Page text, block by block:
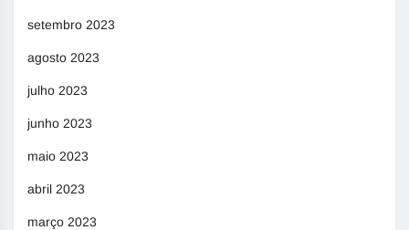
setembro 2023
agosto 2023
julho 2023
junho 2023
maio 2023
abril 2023
março 2023